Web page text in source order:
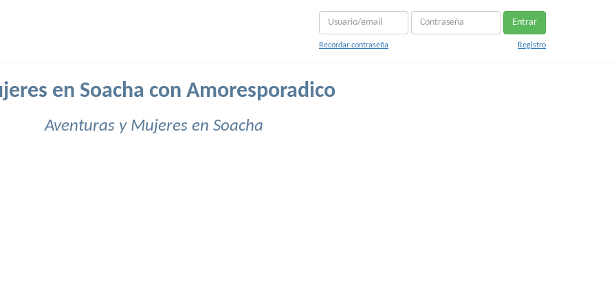
Entrar
Recordar contraseña Registro
en Soacha con Amoresporadico
Aventuras y Mujeres en Soacha